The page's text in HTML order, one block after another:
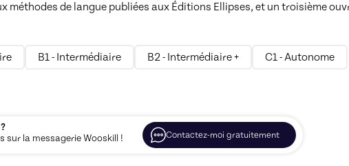
B1 - Intermédiaire B2 - Intermédiaire +
C1 - Autonome
sur la messagerie Wooskill !
Contactez-moi gratuitement